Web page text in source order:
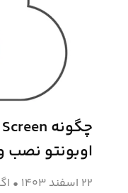
اوبونتو نصب
۲۲ اسفند ۱۴۰۳ •